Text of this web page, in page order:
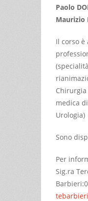
Paolo
Maurizio
Il corso
Chirurgia
medica
Sono
Per
Sig.ra